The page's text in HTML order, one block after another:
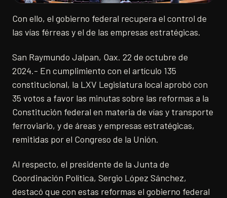
Con ello, el gobierno federal recupera el control de
las vías férreas y el de las empresas estratégicas.
San Raymundo Jalpan, Oax. 22 de octubre de
2024.- En cumplimiento con el artículo 135
constitucional, la LXV Legislatura local aprobó con
35 votos a favor las minutas sobre las reformas a la
Constitución federal en materia de vías y transporte
ferroviario, y de áreas y empresas estratégicas,
remitidas por el Congreso de la Unión.
Al respecto, el presidente de la Junta de
Coordinación Política, Sergio López Sánchez,
destacó que con estas reformas el gobierno federal